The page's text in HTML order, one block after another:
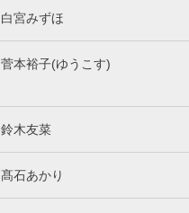
白宮みずほ
菅本裕子(ゆうこす)
鈴木友菜
髙石あかり